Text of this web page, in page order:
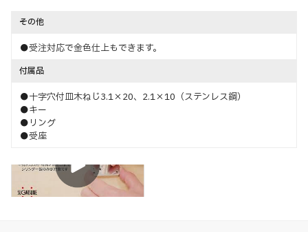
その他
●受注対応で金色仕上もできます。
付属品
●十字穴付皿木ねじ3.1×20、2.1×10（ステンレス鋼）
●キー
●リング
●受座